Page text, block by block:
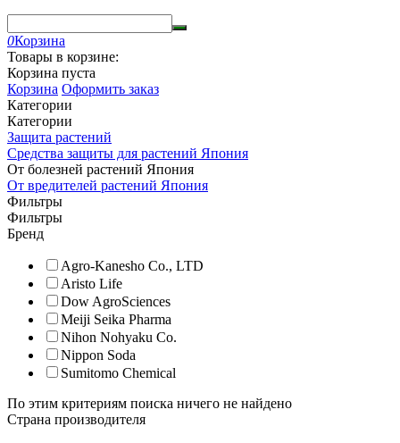
0Корзина
Товары в корзине:
Корзина пуста
Корзина Оформить заказ
Категории
Категории
Защита растений
Средства защиты для растений Япония
От болезней растений Япония
От вредителей растений Япония
Фильтры
Фильтры
Бренд
Agro-Kanesho Co., LTD
Aristo Life
Dow AgroSciences
Meiji Seika Pharma
Nihon Nohyaku Co.
Nippon Soda
Sumitomo Chemical
По этим критериям поиска ничего не найдено
Страна производителя